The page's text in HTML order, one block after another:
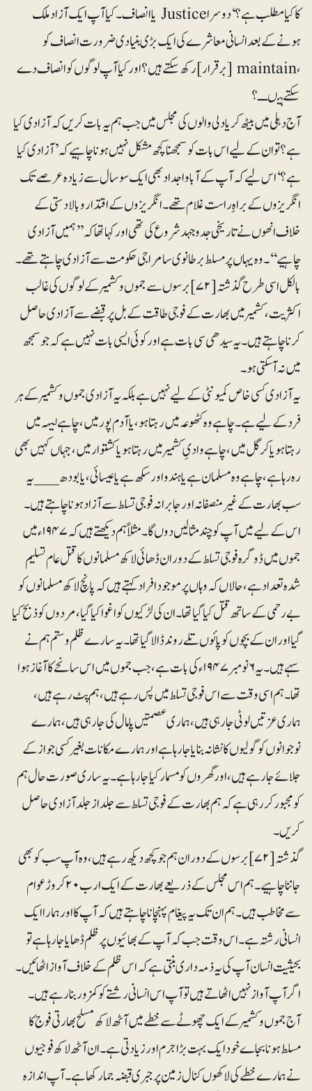
کا کیا مطلب ہے ؟‘ دوسرا Justice یا انصاف۔کیا آپ ایک آزاد ملک
ہونے کے بعد انسانی معاشرے کی ایک بڑی بنیادی ضرورت انصاف کو
، maintain [برقرار]رکھ سکتے ہیں؟ اور کیا آپ لوگوں کو انصاف دے
سکتے ہیںـ ـ؟
آج دہلی میں بیٹھ کر یا دلی والوں کی مجلس میں جب ہم یہ بات کریں کہ آزادی کیا
ہے؟ تو ان کے لیے اس بات کو سمجھنا کچھ مشکل نہیں ہونا چاہیے کہ ’آزادی کیا
ہے؟‘ اس لیے کہ آپ کے آباواجداد بھی ایک سو سال سے زیادہ عرصے تک
انگریزوں کے براہِ راست غلام تھے۔ انگریزوں کے اقتدار و بالا دستی کے
خلاف انھوں نے تاریخی جدوجہد شروع کی تھی اور کہا تھا کہ ’’ہمیں آزادی
چاہیے‘‘۔ وہ یہاں پر مسلط برطانوی سامراجی حکومت سے آزادی چاہتے تھے۔
بالکل اسی طرح گذشتہ [۷۲ ] برسوں سے جموں وکشمیر کے لوگوں کی غالب
اکثریت، کشمیر میں بھارت کے فوجی طاقت کے بل پر قبضے سے آزادی حاصل
کرنا چاہتے ہیں۔ یہ سیدھی سی بات ہے اور کوئی ایسی بات نہیں ہے کہ جو سمجھ
میں نہ آ سکتی ہو۔
یہ آزادی کسی خاص کمیونٹی کے لیے نہیں ہے بلکہ یہ آزادی جموں وکشمیر کے ہر
فرد کے لیے ہے۔ چاہے وہ کٹھوعہ میں رہتا ہو ، یا آدم پور میں ، چاہے لیہہ میں
رہتا ہو یا کرگل میں، چاہے وادیِ کشمیر میں رہتا ہو یا کشتوار میں، جہاں کہیں بھی
رہ رہا ہے، چاہے وہ مسلمان ہے یا ہندو اور سکھ ہے یا عیسائی ، یا بودھ ___ یہ
سب بھارت کے غیرمنصفانہ اور جابرانہ فوجی تسلط سے آزاد ہونا چاہتے ہیں۔
اس کے لیے میں آپ کو چند مثالیں دوں گا۔ مثلاً ہم دیکھتے ہیں کہ ۱۹۴۷ء میں
جموں میں ڈوگرہ فوجی تسلط کے دوران ڈھائی لاکھ مسلمانوں کا قتل عام تسلیم
شدہ تعداد ہے، حالاں کہ وہاں پر موجود افراد کہتے ہیں کہ پانچ لاکھ مسلمانوں کو
بے رحمی کے ساتھ قتل کیا گیا تھا۔ ان کی لڑکیوں کو اغوا کیاگیا، مردوں کو ذبح کیا
گیا اور ان کے بچوں کو پائوں تلے روند ڈالا گیا تھا۔ یہ سارے ظلم وستم ہم نے
سہے ہیں۔ یہ ۶ نومبر ۱۹۴۷ء کی بات ہے، جب جموں میں اس سانحے کا آغاز ہوا
تھا۔ ہم اسی وقت سے اس فوجی تسلط میں پس رہے ہیں، ہم پٹ رہے ہیں،
ہماری عزتیں لوٹی جا رہی ہیں، ہماری عصمتیں پامال کی جا رہی ہیں، ہمارے
نوجوانوں کو گولیوں کا نشا نہ بنایا جا رہا ہے اور ہمارے مکانات بغیر کسی جواز کے
جلائے جار ہے ہیں، اور گھروں کو مسمار کیا جارہا ہے۔ یہ ساری صورت حال ہم
کو مجبور کر رہی ہے کہ ہم بھارت کے فوجی تسلط سے جلد از جلد آزادی حاصل
کریں۔
گذشتہ [۷۲ ] برسوں کے دوران ہم جو کچھ دیکھ رہے ہیں ، وہ آپ سب کو بھی
جاننا چاہیے۔ ہم اس مجلس کے ذریعے بھارت کے ایک ارب ۲۰ کروڑ عوام
سے مخاطب ہیں۔ ہم ان تک یہ پیغام پہنچانا چاہتے ہیں کہ آپ کا اور ہمارا ایک
انسانی رشتہ ہے۔ اس وقت جب کہ آپ کے بھائیوں پر ظلم ڈھایا جا رہا ہے تو
بحیثیت انسان آپ کی یہ ذمہ داری بنتی ہے کہ اس ظلم کے خلاف آواز اٹھائیں ۔
اگر آپ آواز نہیں اٹھاتے ہیں تو آپ اس انسانی رشتے کو کمزور بنا رہے ہیں۔
آج جموں وکشمیر کے ایک چھوٹے سے خطے میں آٹھ لاکھ مسلح بھارتی فوج کا
مسلط ہونا بجاے خود ایک بہت بڑا جرم اور زیادتی ہے ۔ ان آٹھ لاکھ فوجیوں
نے ہمارے خطے کی لاکھوں کنال زمین پر جبری قبضہ جما رکھا ہے۔ آپ اندازہ